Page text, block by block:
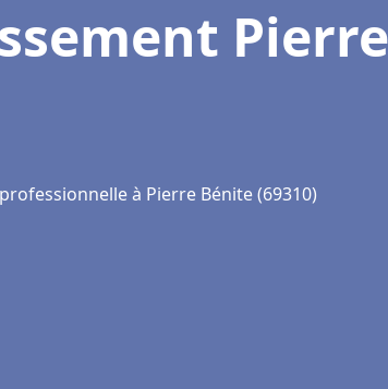
Pierre
à Pierre Bénite (69310)